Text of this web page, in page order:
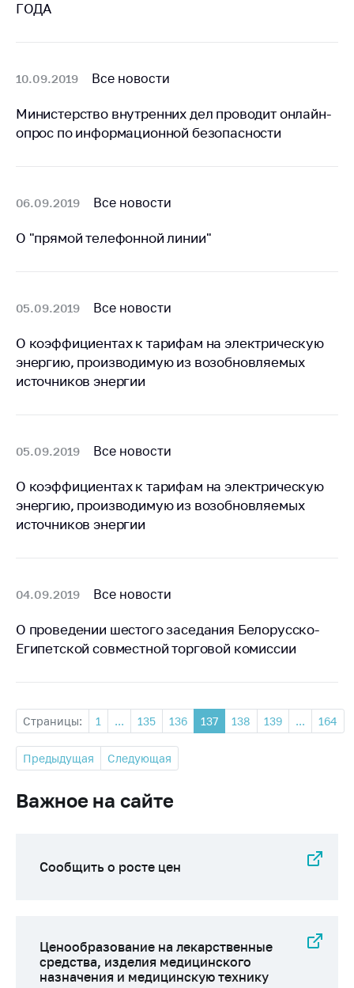
товаров
Упрощение условий
предотвращению
COVID-19 для
субъектов торговли,
обслуживания
вопросам
антимонопольного
регулирования и
конкурентной
ГОДА
10.09.2019 Все новости
Министерство внутренних дел проводит онлайн-
опрос по информационной безопасности
06.09.2019 Все новости
О "прямой телефонной линии"
05.09.2019 Все новости
О коэффициентах к тарифам на электрическую
энергию, производимую из возобновляемых
источников энергии
05.09.2019 Все новости
О коэффициентах к тарифам на электрическую
энергию, производимую из возобновляемых
источников энергии
04.09.2019 Все новости
О проведении шестого заседания Белорусско-
Египетской совместной торговой комиссии
Страницы: 1 ... 135 136 137 138 139 ... 164
Предыдущая Следующая
Важное на сайте
Сообщить о росте цен
Ценообразование на лекарственные
средства, изделия медицинского
назначения и медицинскую технику